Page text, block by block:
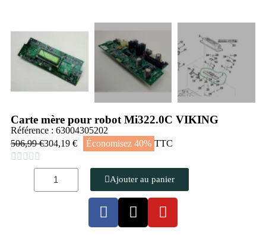
Carte mère pour robot Mi322.0C VIKING
Référence : 63004305202
506,99 €304,19 € Économisez 40% TTC
    
Ajouter au panier